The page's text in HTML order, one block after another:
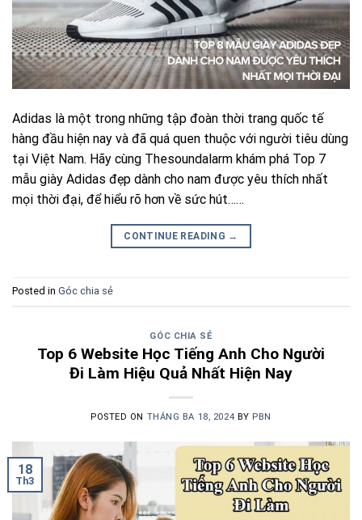
Adidas là một trong những tập đoàn thời trang quốc tế
hàng đầu hiện nay và đã quá quen thuộc với người tiêu dùng
tại Việt Nam. Hãy cùng Thesoundalarm khám phá Top 7
mẫu giày Adidas đẹp dành cho nam được yêu thích nhất
mọi thời đại, để hiểu rõ hơn về sức hút……
CONTINUE READING →
Posted in Góc chia sẻ
GÓC CHIA SẺ
Top 6 Website Học Tiếng Anh Cho Người
Đi Làm Hiệu Quả Nhất Hiện Nay
POSTED ON THÁNG BA 18, 2024 BY PBN
18
Th3